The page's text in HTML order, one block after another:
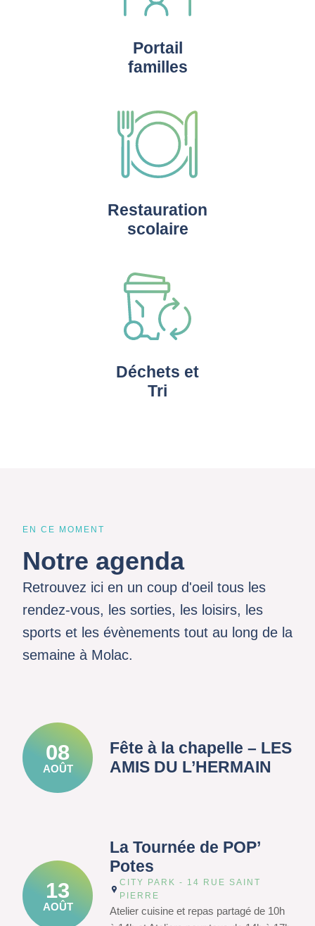
Portail
familles
Restauration
scolaire
Déchets et
Tri
EN CE MOMENT
Notre agenda
Retrouvez ici en un coup d'oeil tous les
rendez-vous, les sorties, les loisirs, les
sports et les évènements tout au long de la
semaine à Molac.
08
AOÛT
Fête à la chapelle – LES
AMIS DU L’HERMAIN
13
AOÛT
La Tournée de POP’
Potes
CITY PARK - 14 RUE SAINT
PIERRE
Atelier cuisine et repas partagé de 10h